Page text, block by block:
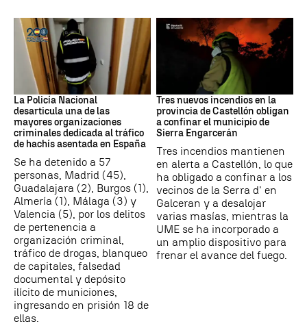
Narcotrafico
La Policía Nacional
desarticula una de las
mayores organizaciones
criminales dedicada al tráfico
de hachís asentada en España
Se ha detenido a 57
personas, Madrid (45),
Guadalajara (2), Burgos (1),
Almería (1), Málaga (3) y
Valencia (5), por los delitos
de pertenencia a
organización criminal,
tráfico de drogas, blanqueo
de capitales, falsedad
documental y depósito
ilícito de municiones,
ingresando en prisión 18 de
ellas.
Tres nuevos incendios en la
provincia de Castellón obligan
a confinar el municipio de
Sierra Engarcerán
Tres incendios mantienen
en alerta a Castellón, lo que
ha obligado a confinar a los
vecinos de la Serra d' en
Galceran y a desalojar
varias masías, mientras la
UME se ha incorporado a
un amplio dispositivo para
frenar el avance del fuego.